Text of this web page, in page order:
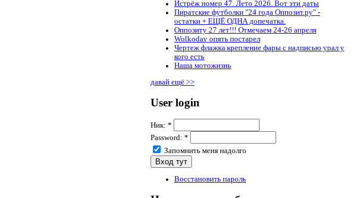
Истрёж номер 47. Лето 2026. Вот эти даты
Пиратские футболки "24 года Оппозит.ру" -
остатки + ЕЩЁ ОДНА допечатка.
Оппозиту 27 лет!!! Отмечаем 24-26 апреля
Wolkodav опять постарел
Чертеж флажка крепление фары с надписью урал у
кого есть
Наша мотожизнь
давай ещё >>
User login
Ник: *
Password: *
Запомнить меня надолго
Восстановить пароль